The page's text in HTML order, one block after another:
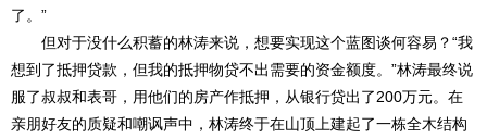
了。”
但对于没什么积蓄的林涛来说，想要实现这个蓝图谈何容易？“我
想到了抵押贷款，但我的抵押物贷不出需要的资金额度。”林涛最终说
服了叔叔和表哥，用他们的房产作抵押，从银行贷出了200万元。在
亲朋好友的质疑和嘲讽声中，林涛终于在山顶上建起了一栋全木结构